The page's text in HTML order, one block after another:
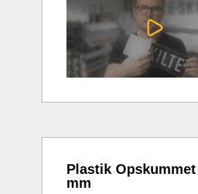
Plastik Opskummet
mm